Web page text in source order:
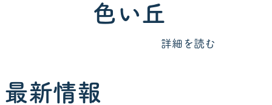
色い丘
​詳細を読む
最新情報